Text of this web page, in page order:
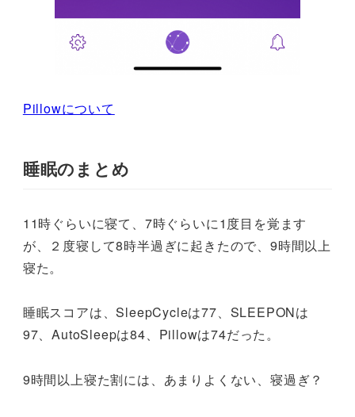
Pillowについて
睡眠のまとめ
11時ぐらいに寝て、7時ぐらいに1度目を覚ます
が、２度寝して8時半過ぎに起きたので、9時間以上
寝た。
睡眠スコアは、SleepCycleは77、SLEEPONは
97、AutoSleepは84、Pillowは74だった。
9時間以上寝た割には、あまりよくない、寝過ぎ？